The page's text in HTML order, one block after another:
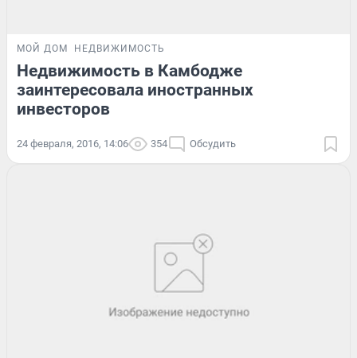
МОЙ ДОМ НЕДВИЖИМОСТЬ
Недвижимость в Камбодже
заинтересовала иностранных
инвесторов
24 февраля, 2016, 14:06 354 Обсудить